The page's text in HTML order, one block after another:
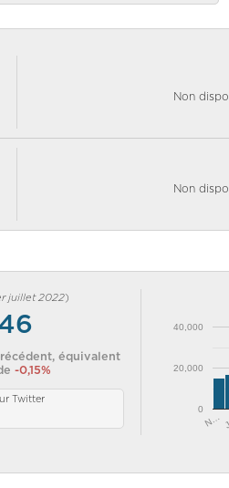
Non
Non
juillet 2022)
équivalent
-0,15%
Twitter
N…
0
20,000
40,000